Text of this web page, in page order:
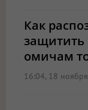
Как
защитить
омичам
16:04, 18